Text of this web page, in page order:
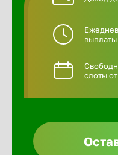
выплаты
слоты от